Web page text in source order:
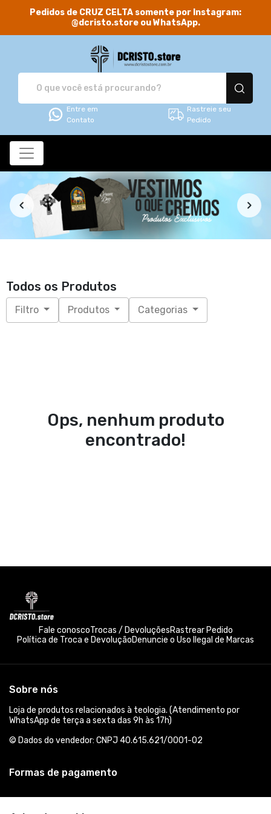
Pedidos de CRUZ CELTA somente por Instagram:
@dcristo.store ou WhatsApp.
Entre em
Contato
Rastreie seu
Pedido
Todos os Produtos
Filtro Produtos Categorias
Ops, nenhum produto
encontrado!
Fale conoscoTrocas / DevoluçõesRastrear Pedido
Política de Troca e DevoluçãoDenuncie o Uso Ilegal de Marcas
Sobre nós
Loja de produtos relacionados à teologia. (Atendimento por
WhatsApp de terça a sexta das 9h às 17h)
© Dados do vendedor: CNPJ 40.615.621/0001-02
Formas de pagamento